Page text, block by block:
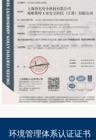
环境管理体系认证证书